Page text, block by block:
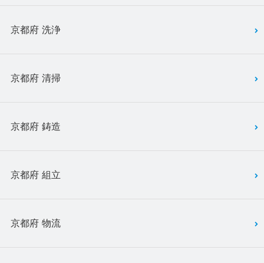
京都府 洗浄
京都府 清掃
京都府 鋳造
京都府 組立
京都府 物流